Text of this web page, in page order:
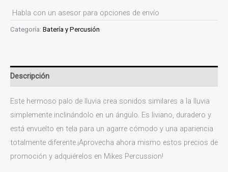
Habla con un asesor para opciones de envío
Categoría: Batería y Percusión
Descripción
Este hermoso palo de lluvia crea sonidos similares a la lluvia
simplemente inclinándolo en un ángulo. Es liviano, duradero y
está envuelto en tela para un agarre cómodo y una apariencia
totalmente diferente.¡Aprovecha ahora mismo estos precios de
promoción y adquiérelos en Mikes Percussion!